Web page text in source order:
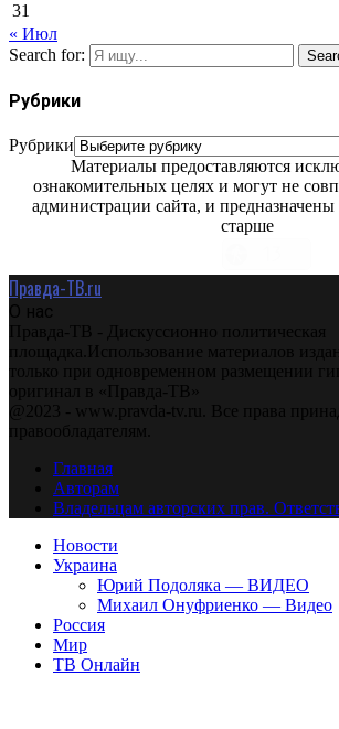
31
« Июл
Search for:
Рубрики
Рубрики
Материалы предоставляются
ознакомительных целях и могут не
администрации сайта, и
старше
Правда-ТВ.ru
О нас
Правда-ТВ - Дискуссионно политическая
площадка.Использование материалов
только при одновременном размещении
оригинал в «Правда-ТВ»
@2023 - www.pravda-tv.ru. Все права
правообладателям.
Главная
Авторам
Владельцам авторских прав.
Новости
Украина
Юрий Подоляка — ВИДЕО
Михаил Онуфриенко — Видео
Россия
Мир
ТВ Онлайн